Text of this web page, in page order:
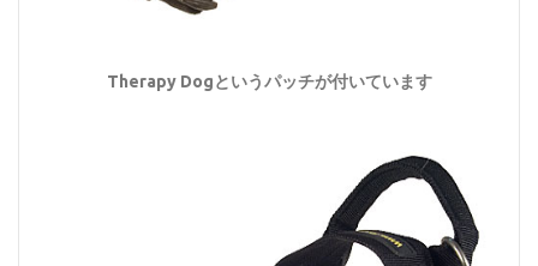
Therapy Dogというパッチが付いています